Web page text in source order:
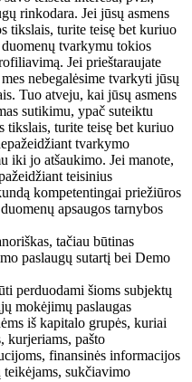
rinkodara. Jei jūsų asmens
tikslais, turite teisę bet kuriuo
tvarkymu tokios
Jei prieštaraujate
nebegalėsime tvarkyti jūsų
Tuo atveju, kai jūsų asmens
sutikimu, ypač suteiktu
tikslais, turite teisę bet kuriuo
tvarkymo
iki jo atšaukimo. Jei manote,
teisinius
kompetentingai priežiūros
apsaugos tarnybos
tačiau būtinas
paslaugų sutartį bei Demo
perduodami šioms subjektų
mokėjimų paslaugas
iš kapitalo grupės, kuriai
kurjeriams, pašto
finansinės informacijos
sukčiavimo